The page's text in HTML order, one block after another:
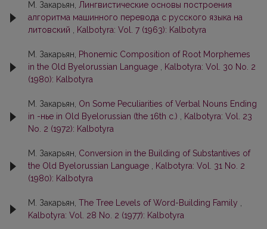
М. Закарьян, Лингвистические основы построения
алгоритма машинного перевода с русского языка на
литовский
Kalbotyra: Vol. 7 (1963): Kalbotyra
М. Закарьян,
Phonemic Composition of Root Morphemes
in the Old Byelorussian Language
Kalbotyra: Vol. 30 No. 2
(1980): Kalbotyra
М. Закарьян, On Some Peculiarities of Verbal Nouns Ending
in -нье in Old Byelorussian (the 16th c.)
Kalbotyra: Vol. 23
No. 2 (1972): Kalbotyra
М. Закарьян, Conversion in the Building of Substantives of
the Old Byelorussian Language
Kalbotyra: Vol. 31 No. 2
(1980): Kalbotyra
М. Закарьян, The Tree Levels of Word-Building Family
Kalbotyra: Vol. 28 No. 2 (1977): Kalbotyra